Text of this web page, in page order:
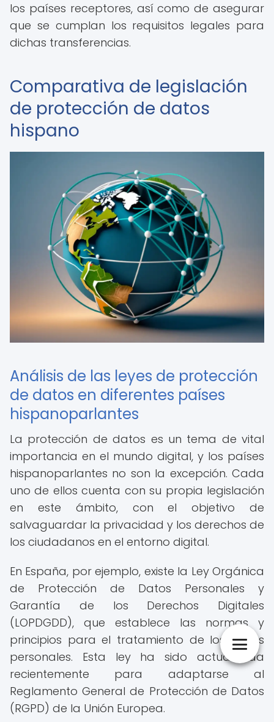
los países receptores, así como de asegurar
que se cumplan los requisitos legales para
dichas transferencias.
Comparativa de legislación
de protección de datos
hispano
Análisis de las leyes de protección
de datos en diferentes países
hispanoparlantes
La protección de datos es un tema de vital
importancia en el mundo digital, y los países
hispanoparlantes no son la excepción. Cada
uno de ellos cuenta con su propia legislación
en este ámbito, con el objetivo de
salvaguardar la privacidad y los derechos de
los ciudadanos en el entorno digital.
En España, por ejemplo, existe la Ley Orgánica
de Protección de Datos Personales y
Garantía de los Derechos Digitales
(LOPDGDD), que establece las normas y
principios para el tratamiento de los datos
personales. Esta ley ha sido actualizada
recientemente para adaptarse al
Reglamento General de Protección de Datos
(RGPD) de la Unión Europea.